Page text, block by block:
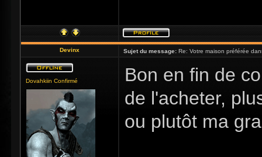
Devinx Sujet du message: Re: Votre maison préférée
Dovahkiin Confirmé
Bon en fin de
de l'acheter,
ou plutôt ma